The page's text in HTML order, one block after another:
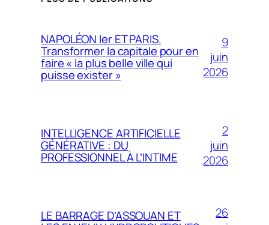
NAPOLÉON Ier ET PARIS.
Transformer la capitale pour en
faire « la plus belle ville qui
puisse exister »
9
juin
2026
INTELLIGENCE ARTIFICIELLE
GÉNÉRATIVE : DU
PROFESSIONNEL À L’INTIME
2
juin
2026
LE BARRAGE D’ASSOUAN ET
26